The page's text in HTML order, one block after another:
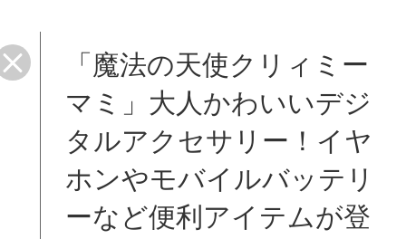
「魔法の天使クリィミー
マミ」大人かわいいデジ
タルアクセサリー！イヤ
ホンやモバイルバッテリ
ーなど便利アイテムが登